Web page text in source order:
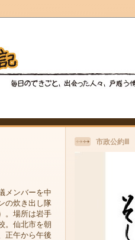
メンバーを中
の炊き出し隊
。場所は岩手
。仙北市を朝
正午から午後
市政公約Ⅲ